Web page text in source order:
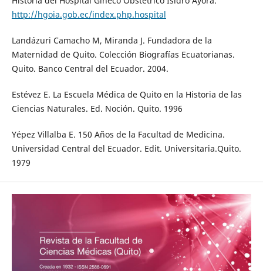
http://hgoia.gob.ec/index.php.hospital
Landázuri Camacho M, Miranda J. Fundadora de la
Maternidad de Quito. Colección Biografías Ecuatorianas.
Quito. Banco Central del Ecuador. 2004.
Estévez E. La Escuela Médica de Quito en la Historia de las
Ciencias Naturales. Ed. Noción. Quito. 1996
Yépez Villalba E. 150 Años de la Facultad de Medicina.
Universidad Central del Ecuador. Edit. Universitaria.Quito.
1979